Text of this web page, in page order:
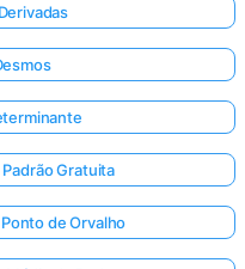
Gratuita
de Orvalho